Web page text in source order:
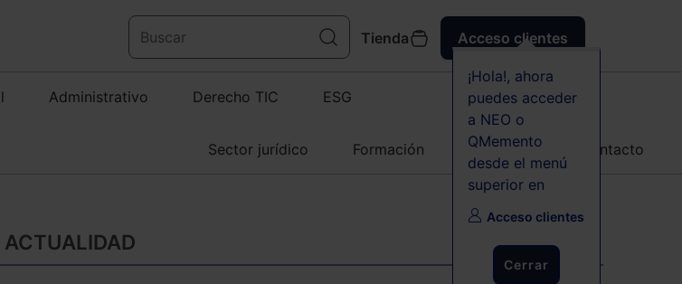
Tienda Acceso clientes
¡Hola!, ahora
puedes acceder
a NEO o
QMemento
desde el menú
superior en
Acceso clientes
Cerrar
Administrativo Derecho TIC ESG
Sector jurídico Formación Agenda Contacto